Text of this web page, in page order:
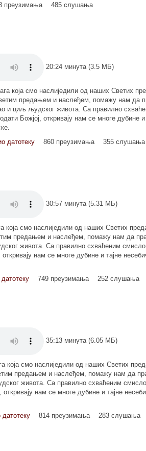
преузимања 485 слушања
20:24 минута (3.5 МБ)
која смо наслиједили од наших Светих
предањем и наслеђем, помажу нам да
и циљ људског живота. Са правилно
Божјој, откривају нам се многе дубине
датотеку
860 преузимања 355 слушања
30:57 минута (5.31 МБ)
која смо наслиједили од наших Светих
предањем и наслеђем, помажу нам да
живота. Са правилно схваћеним
откривају нам се многе дубине и тајне
749 преузимања 252 слушања
35:13 минута (6.05 МБ)
која смо наслиједили од наших Светих
предањем и наслеђем, помажу нам да
живота. Са правилно схваћеним
откривају нам се многе дубине и тајне
814 преузимања 283 слушања